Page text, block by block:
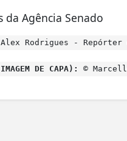
Agência Senado
Alex Rodrigues - Repórter
DE CAPA): ©